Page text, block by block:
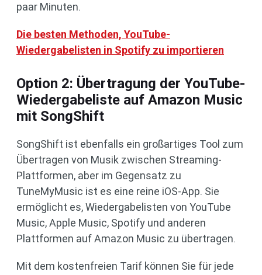
paar Minuten.
Die besten Methoden, YouTube-
Wiedergabelisten in Spotify zu importieren
Option 2: Übertragung der YouTube-
Wiedergabeliste auf Amazon Music
mit SongShift
SongShift ist ebenfalls ein großartiges Tool zum
Übertragen von Musik zwischen Streaming-
Plattformen, aber im Gegensatz zu
TuneMyMusic ist es eine reine iOS-App. Sie
ermöglicht es, Wiedergabelisten von YouTube
Music, Apple Music, Spotify und anderen
Plattformen auf Amazon Music zu übertragen.
Mit dem kostenfreien Tarif können Sie für jede